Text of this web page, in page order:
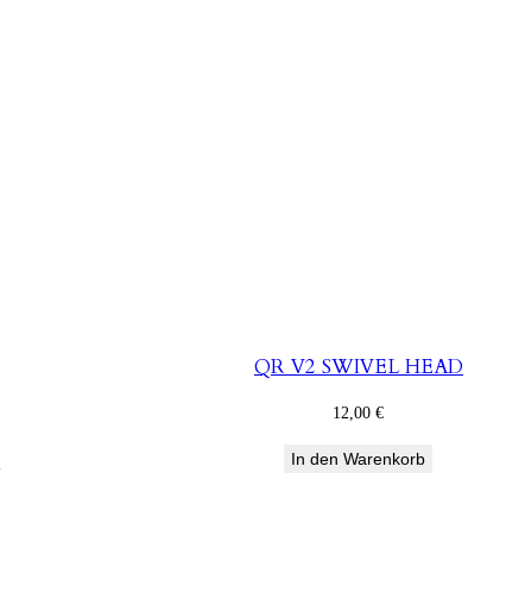
QR V2 SWIVEL HEAD
12,00€
In den Warenkorb